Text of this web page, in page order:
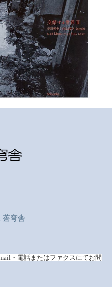
蒼穹舎
・電話またはファクスにてお問